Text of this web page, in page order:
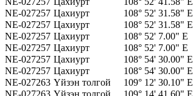
NE-027257 Цахиурт 108° 52' 31.58" E
NE-027257 Цахиурт 108° 52' 31.58" E
NE-027257 Цахиурт 108° 52' 7.00" E
NE-027257 Цахиурт 108° 52' 7.00" E
NE-027257 Цахиурт 108° 54' 30.00" E
NE-027257 Цахиурт 108° 54' 30.00" E
NE-027263 Үйзэн толгой 109° 12' 30.10" E